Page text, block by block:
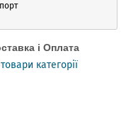
і Оплата
категорії